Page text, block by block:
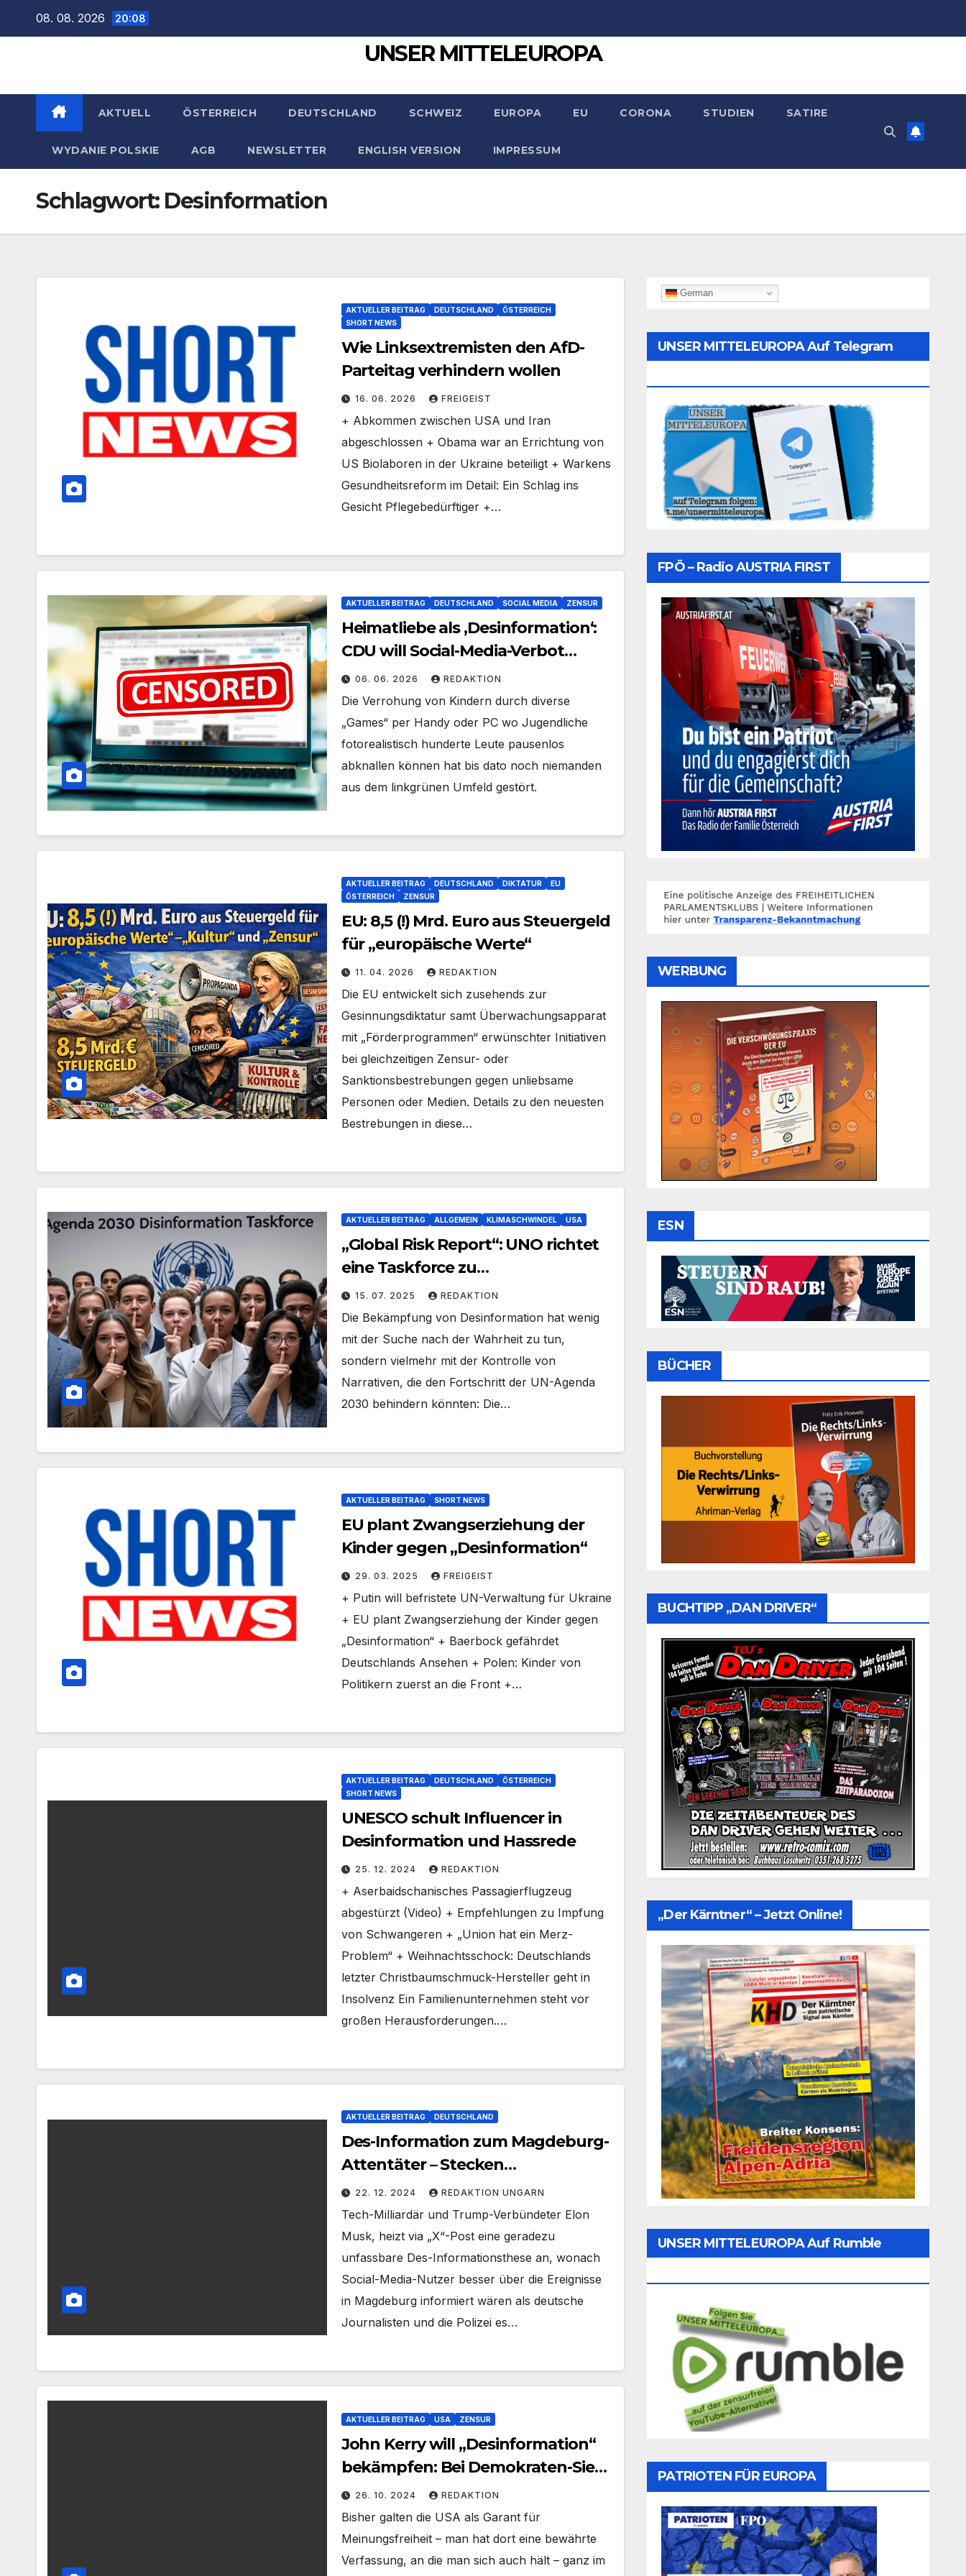
08. 08. 2026 20:08
UNSER MITTELEUROPA
AKTUELL ÖSTERREICH DEUTSCHLAND SCHWEIZ EUROPA EU CORONA STUDIEN SATIRE
WYDANIE POLSKIE AGB NEWSLETTER ENGLISH VERSION IMPRESSUM
Schlagwort: Desinformation
AKTUELLER BEITRAG DEUTSCHLAND
ÖSTERREICH
SHORT NEWS
Wie Linksextremisten den AfD-
Parteitag verhindern wollen
16. 06. 2026 FREIGEIST
+ Abkommen zwischen USA und Iran
abgeschlossen + Obama war an Errichtung von
US Biolaboren in der Ukraine beteiligt + Warkens
Gesundheitsreform im Detail: Ein Schlag ins
Gesicht Pflegebedürftiger +…
AKTUELLER BEITRAG DEUTSCHLAND SOCIAL MEDIA ZENSUR
Heimatliebe als ‚Desinformation‘:
CDU will Social-Media-Verbot
wegen ‚rechter KI‘
06. 06. 2026 REDAKTION
Die Verrohung von Kindern durch diverse
„Games“ per Handy oder PC wo Jugendliche
fotorealistisch hunderte Leute pausenlos
abknallen können hat bis dato noch niemanden
aus dem linkgrünen Umfeld gestört.
AKTUELLER BEITRAG DEUTSCHLAND DIKTATUR
EU
ÖSTERREICH
ZENSUR
EU: 8,5 (!) Mrd. Euro aus Steuergeld
für „europäische Werte“
11. 04. 2026 REDAKTION
Die EU entwickelt sich zusehends zur
Gesinnungsdiktatur samt Überwachungsapparat
mit „Förderprogrammen“ erwünschter Initiativen
bei gleichzeitigen Zensur- oder
Sanktionsbestrebungen gegen unliebsame
Personen oder Medien. Details zu den neuesten
Bestrebungen in diese…
AKTUELLER BEITRAG ALLGEMEIN KLIMASCHWINDEL USA
„Global Risk Report“: UNO richtet
eine Taskforce zu
„Desinformation“ ein, die ihr
Mandat beeinträchtigt
15. 07. 2025 REDAKTION
Die Bekämpfung von Desinformation hat wenig
mit der Suche nach der Wahrheit zu tun,
sondern vielmehr mit der Kontrolle von
Narrativen, die den Fortschritt der UN-Agenda
2030 behindern könnten: Die…
AKTUELLER BEITRAG SHORT NEWS
EU plant Zwangserziehung der
Kinder gegen „Desinformation“
29. 03. 2025 FREIGEIST
+ Putin will befristete UN-Verwaltung für Ukraine
+ EU plant Zwangserziehung der Kinder gegen
„Desinformation“ + Baerbock gefährdet
Deutschlands Ansehen + Polen: Kinder von
Politikern zuerst an die Front +…
AKTUELLER BEITRAG DEUTSCHLAND
ÖSTERREICH
SHORT NEWS
UNESCO schult Influencer in
Desinformation und Hassrede
25. 12. 2024 REDAKTION
+ Aserbaidschanisches Passagierflugzeug
abgestürzt (Video) + Empfehlungen zu Impfung
von Schwangeren + „Union hat ein Merz-
Problem“ + Weihnachtsschock: Deutschlands
letzter Christbaumschmuck-Hersteller geht in
Insolvenz Ein Familienunternehmen steht vor
großen Herausforderungen.…
AKTUELLER BEITRAG DEUTSCHLAND
Des-Information zum Magdeburg-
Attentäter – Stecken
Geheimdienststrukturen
dahinter? (Video)
22. 12. 2024 REDAKTION UNGARN
Tech-Milliardär und Trump-Verbündeter Elon
Musk, heizt via „X“-Post eine geradezu
unfassbare Des-Informationsthese an, wonach
Social-Media-Nutzer besser über die Ereignisse
in Magdeburg informiert wären als deutsche
Journalisten und die Polizei es…
AKTUELLER BEITRAG USA ZENSUR
John Kerry will „Desinformation“
bekämpfen: Bei Demokraten-Sieg
könnte man US-Verfassung
„ändern“
26. 10. 2024 REDAKTION
Bisher galten die USA als Garant für
Meinungsfreiheit – man hat dort eine bewährte
Verfassung, an die man sich auch hält – ganz im
German
UNSER MITTELEUROPA Auf Telegram
FPÖ – Radio AUSTRIA FIRST
WERBUNG
ESN
BÜCHER
BUCHTIPP „DAN DRIVER“
„Der Kärntner“ – Jetzt Online!
UNSER MITTELEUROPA Auf Rumble
PATRIOTEN FÜR EUROPA